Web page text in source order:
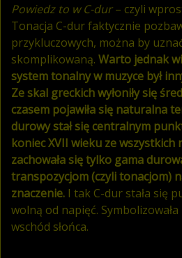
Powiedz to w C-dur– czyli
Tonacja C-dur faktycznie
przykluczowych, można by
skomplikowaną. Warto jednak
system tonalny w muzyce był
Ze skal greckich wyłoniły się
czasem pojawiła się naturalna
durowy stał się centralnym
koniec XVII wieku ze wszystkich
zachowała się tylko gama
transpozycjom (czyli tonacjom)
znaczenie. I tak C-dur stała się
wolną od napięć.
wschód słońca.